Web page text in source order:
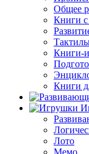
Общее
Книги
Книги-
Книги
Лото
Мемо